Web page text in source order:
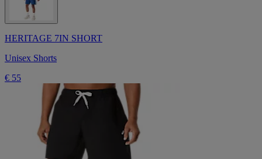
HERITAGE 7IN SHORT
Unisex Shorts
€ 55